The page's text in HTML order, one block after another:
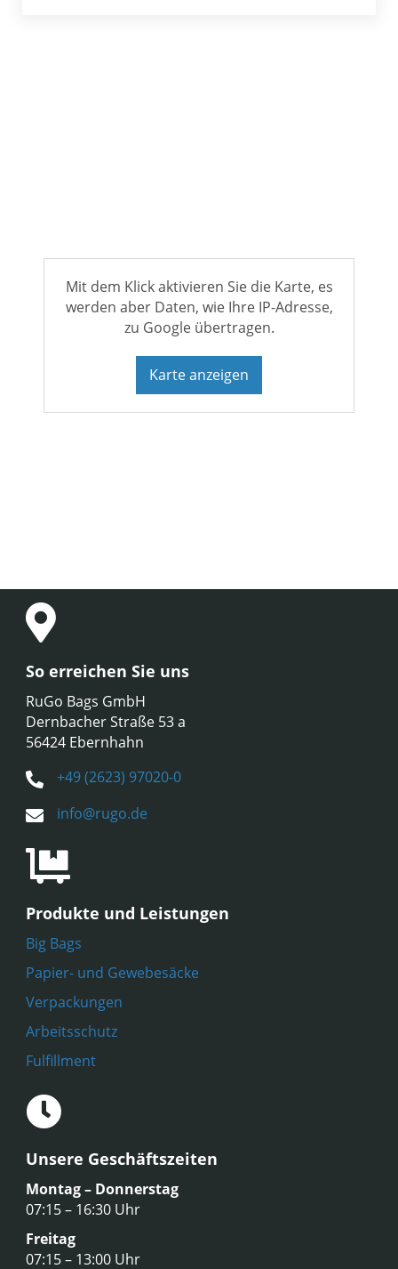
Mit dem Klick aktivieren Sie die Karte, es
werden aber Daten, wie Ihre IP-Adresse,
zu Google übertragen.
Karte anzeigen
So erreichen Sie uns
RuGo Bags GmbH
Dernbacher Straße 53 a
56424 Ebernhahn
+49 (2623) 97020-0
info@rugo.de
Produkte und Leistungen
Big Bags
Papier- und Gewebesäcke
Verpackungen
Arbeitsschutz
Fulfillment
Unsere Geschäftszeiten
Montag – Donnerstag
07:15 – 16:30 Uhr
Freitag
07:15 – 13:00 Uhr